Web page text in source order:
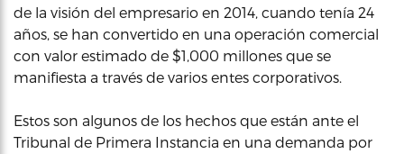
de la visión del empresario en 2014, cuando tenía 24
años, se han convertido en una operación comercial
con valor estimado de $1,000 millones que se
manifiesta a través de varios entes corporativos.
Estos son algunos de los hechos que están ante el
Tribunal de Primera Instancia en una demanda por